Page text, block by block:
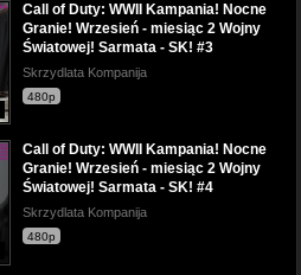
Call of Duty: WWII Kampania! Nocne
Granie! Wrzesień - miesiąc 2 Wojny
Światowej! Sarmata - SK! #3
Skrzydlata Kompanija
480p
Call of Duty: WWII Kampania! Nocne
Granie! Wrzesień - miesiąc 2 Wojny
Światowej! Sarmata - SK! #4
Skrzydlata Kompanija
480p